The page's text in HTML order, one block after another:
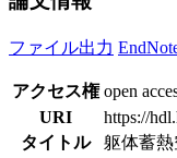
ファイル出力
アクセス権 open
URI
https://
タイトル
躯体蓄